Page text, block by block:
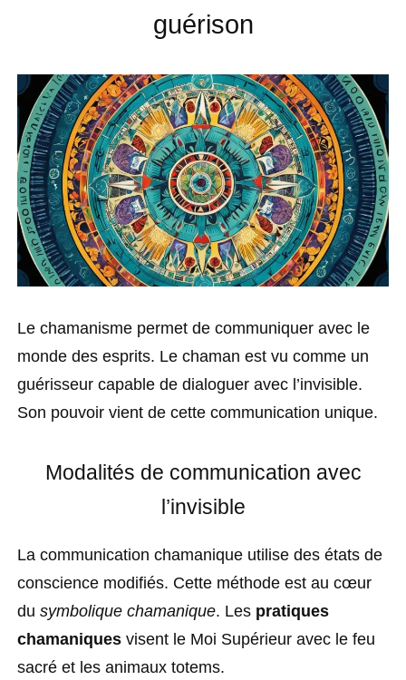
guérison
Le chamanisme permet de communiquer avec le
monde des esprits. Le chaman est vu comme un
guérisseur capable de dialoguer avec l’invisible.
Son pouvoir vient de cette communication unique.
Modalités de communication avec
l’invisible
La communication chamanique utilise des états de
conscience modifiés. Cette méthode est au cœur
du symbolique chamanique. Les pratiques
chamaniques visent le Moi Supérieur avec le feu
sacré et les animaux totems.